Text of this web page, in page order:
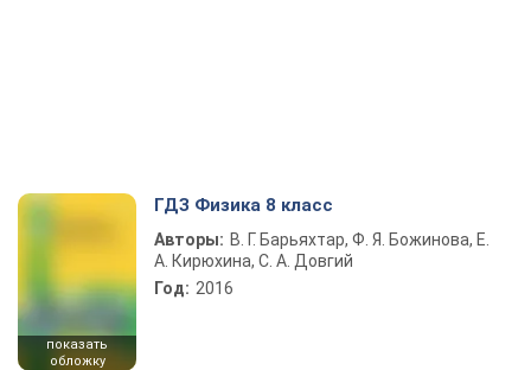
показать
обложку
ГДЗ Физика 8 класс
Авторы: В. Г. Барьяхтар, Ф. Я. Божинова, Е.
А. Кирюхина, С. А. Довгий
Год: 2016